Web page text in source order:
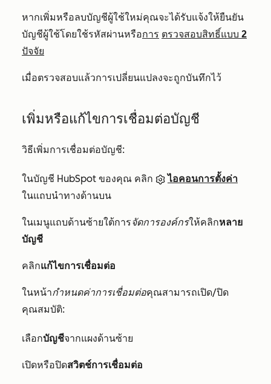
หากเพิ่มหรือลบบัญชีผู้ใช้ใหม่คุณจะได้รับแจ้งให้ยืนยัน
บัญชีผู้ใช้โดยใช้รหัสผ่านหรือการ ตรวจสอบสิทธิ์แบบ 2
ปัจจัย
เมื่อตรวจสอบแล้วการเปลี่ยนแปลงจะถูกบันทึกไว้
เพิ่มหรือแก้ไขการเชื่อมต่อบัญชี
วิธีเพิ่มการเชื่อมต่อบัญชี:
ในบัญชี HubSpot ของคุณ คลิก
ไอคอนการตั้งค่า
ในแถบนำทางด้านบน
ในเมนูแถบด้านซ้ายใต้การจัดการองค์กรให้คลิกหลาย
บัญชี
คลิกแก้ไขการเชื่อมต่อ
ในหน้ากำหนดค่าการเชื่อมต่อคุณสามารถเปิด/ปิด
คุณสมบัติ:
เลือกบัญชีจากแผงด้านซ้าย
เปิดหรือปิดสวิตช์การเชื่อมต่อ